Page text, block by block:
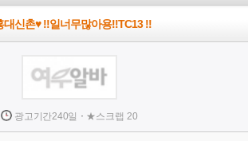
대신촌♥ !!일너무많아용!!TC13 !!
광고기간240일 · ★스크랩 20